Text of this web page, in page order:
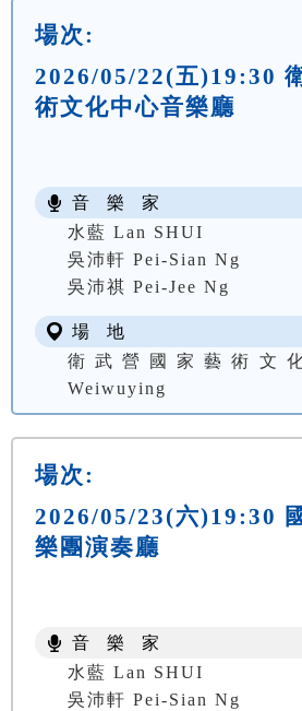
場次:
2026/05/22(五)19:30
術文化中心音樂廳
音 樂 家
水藍 Lan SHUI
吳沛軒 Pei-Sian Ng
吳沛祺 Pei-Jee Ng
場 地
衛武營國家藝術文
Weiwuying
場次:
2026/05/23(六)19:30
樂團演奏廳
音 樂 家
水藍 Lan SHUI
吳沛軒 Pei-Sian Ng